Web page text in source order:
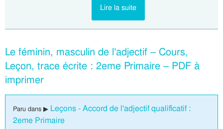
Lire la suite
Le féminin, masculin de l’adjectif – Cours,
Leçon, trace écrite : 2eme Primaire – PDF à
imprimer
Paru dans ▶ Leçons - Accord de l'adjectif qualificatif :
2eme Primaire